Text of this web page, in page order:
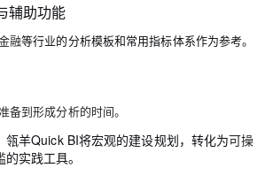
辅助功能
融等行业的分析模板和常用指标体系作为参考。
备到形成分析的时间。
瓴羊Quick BI将宏观的建设规划，转化为可操
的实践工具。